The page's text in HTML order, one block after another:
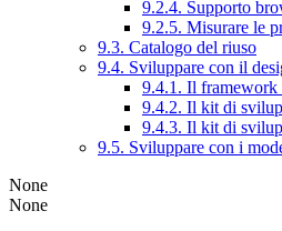
9.2.4. Supporto
9.2.5. Misurare le
9.3. Catalogo del riuso
9.4. Sviluppare con il
9.4.1. Il framework
9.4.2. Il kit di
9.4.3. Il kit di
9.5. Sviluppare con i
None
None